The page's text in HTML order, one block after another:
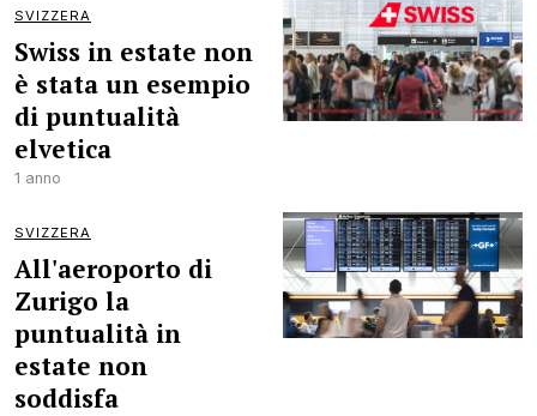
SVIZZERA
Swiss in estate non
è stata un esempio
di puntualità
elvetica
1 anno
SVIZZERA
All'aeroporto di
Zurigo la
puntualità in
estate non
soddisfa